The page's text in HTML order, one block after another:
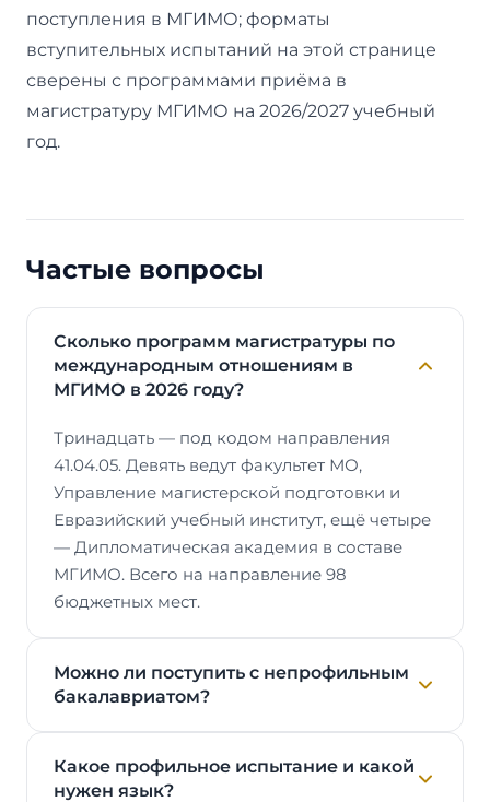
поступления в МГИМО; форматы
вступительных испытаний на этой странице
сверены с программами приёма в
магистратуру МГИМО на 2026/2027 учебный
год.
Частые вопросы
Сколько программ магистратуры по
международным отношениям в
МГИМО в 2026 году?
Тринадцать — под кодом направления
41.04.05. Девять ведут факультет МО,
Управление магистерской подготовки и
Евразийский учебный институт, ещё четыре
— Дипломатическая академия в составе
МГИМО. Всего на направление 98
бюджетных мест.
Можно ли поступить с непрофильным
бакалавриатом?
Какое профильное испытание и какой
нужен язык?